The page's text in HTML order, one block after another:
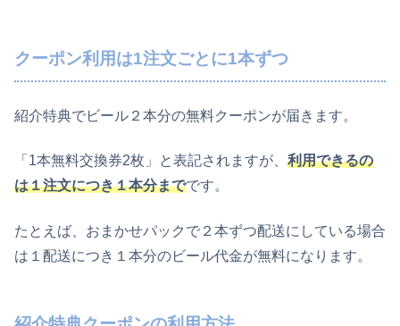
クーポン利用は1注文ごとに1本ずつ
紹介特典でビール２本分の無料クーポンが届きます。
「1本無料交換券2枚」と表記されますが、 利用できるの
は１注文につき１本分までです。
たとえば、おまかせパックで２本ずつ配送にしている場合
は１配送につき１本分のビール代金が無料になります。